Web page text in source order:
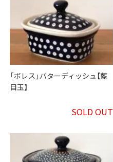
「ボレス」バターディッシュ【藍
目玉】
SOLD OUT